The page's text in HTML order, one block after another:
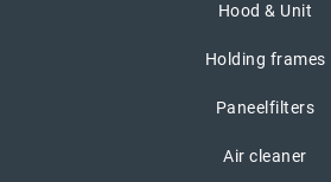
Hood & Unit
Holding frames
Paneelfilters
Air cleaner